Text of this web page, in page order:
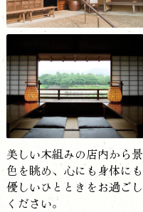
美しい木組みの店内から景
色を眺め、心にも身体にも
優しいひとときをお過ごし
ください。